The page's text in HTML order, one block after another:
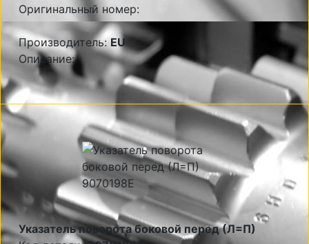
Оригинальный номер:
Производитель:EU
Описание:
Указатель поворота боковой перед (Л=П)